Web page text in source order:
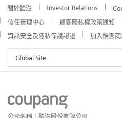
關於酷澎 Investor Relations
信任管理中心
顧客隱私權政策通知
資訊安全及隱私保護認證
加入酷澎
Global Site